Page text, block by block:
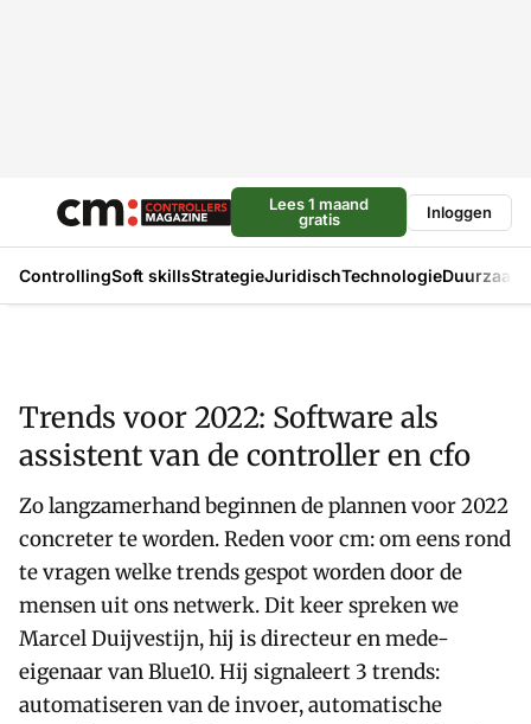
Lees 1 maand
gratis
Inloggen
ControllingSoft skillsStrategieJuridischTechnologie
Trends voor 2022: Software als
assistent van de controller en cfo
Zo langzamerhand beginnen de plannen voor 2022
concreter te worden. Reden voor cm: om eens rond
te vragen welke trends gespot worden door de
mensen uit ons netwerk. Dit keer spreken we
Marcel Duijvestijn, hij is directeur en mede-
eigenaar van Blue10. Hij signaleert 3 trends:
automatiseren van de invoer, automatische